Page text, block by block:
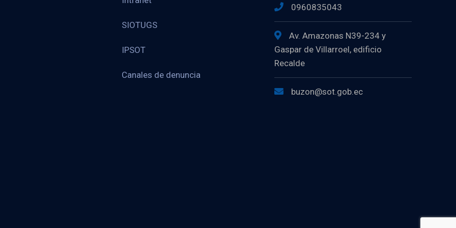
SIOTUGS
IPSOT
Canales de denuncia
0960835043
Av. Amazonas N39-234 y
Gaspar de Villarroel, edificio
Recalde
buzon@sot.gob.ec